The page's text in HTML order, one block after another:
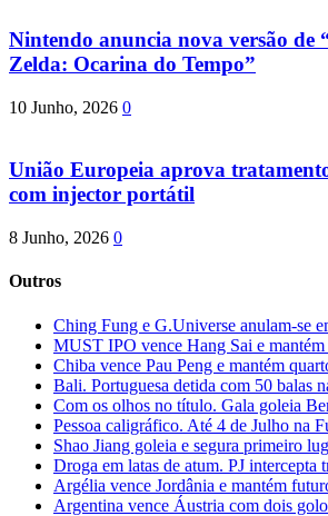
Nintendo anuncia nova versão de
Zelda: Ocarina do Tempo”
10 Junho, 2026 0
União Europeia aprova
com injector portátil
8 Junho, 2026 0
Outros
Ching Fung e G.Universe anulam-se
MUST IPO vence Hang Sai e
Chiba vence Pau Peng e mantém
Bali. Portuguesa detida com 50 balas
Com os olhos no título. Gala goleia
Pessoa caligráfico. Até 4 de Julho na
Shao Jiang goleia e segura primeiro
Droga em latas de atum. PJ intercepta
Argélia vence Jordânia e mantém
Argentina vence Áustria com dois